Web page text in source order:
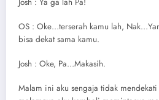
OS : Oke…terserah kamu lah,
bisa dekat sama kamu.
Josh : Oke, Pa…Makasih.
Malam ini aku sengaja tidak mendekati